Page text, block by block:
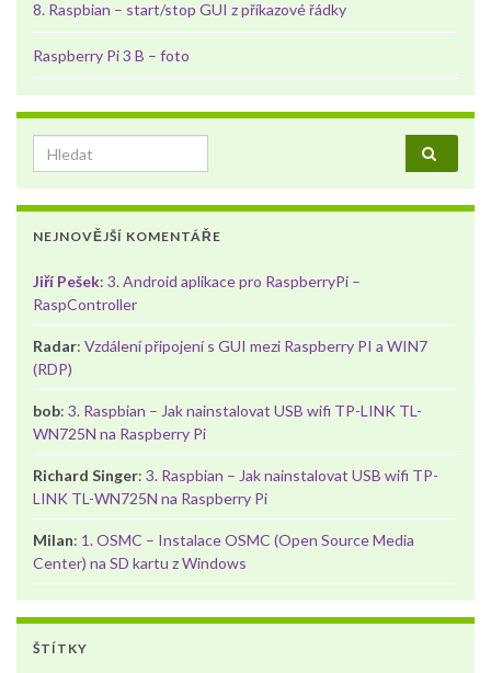
8. Raspbian – start/stop GUI z příkazové řádky
Raspberry Pi 3 B – foto
Search for:
NEJNOVĚJŠÍ KOMENTÁŘE
Jiří Pešek: 3. Android aplikace pro RaspberryPi –
RaspController
Radar: Vzdálení připojení s GUI mezi Raspberry PI a WIN7
(RDP)
bob: 3. Raspbian – Jak nainstalovat USB wifi TP-LINK TL-
WN725N na Raspberry Pi
Richard Singer: 3. Raspbian – Jak nainstalovat USB wifi TP-
LINK TL-WN725N na Raspberry Pi
Milan: 1. OSMC – Instalace OSMC (Open Source Media
Center) na SD kartu z Windows
ŠTÍTKY